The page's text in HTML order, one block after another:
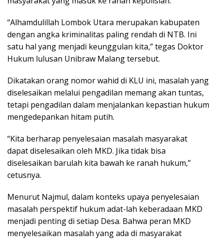
“Alhamdulillah Lombok Utara merupakan kabupaten
dengan angka kriminalitas paling rendah di NTB. Ini
satu hal yang menjadi keunggulan kita,” tegas Doktor
Hukum lulusan Unibraw Malang tersebut.
Dikatakan orang nomor wahid di KLU ini, masalah yang
diselesaikan melalui pengadilan memang akan tuntas,
tetapi pengadilan dalam menjalankan kepastian hukum
mengedepankan hitam putih.
“Kita berharap penyelesaian masalah masyarakat
dapat diselesaikan oleh MKD. Jika tidak bisa
diselesaikan barulah kita bawah ke ranah hukum,”
cetusnya.
Menurut Najmul, dalam konteks upaya penyelesaian
masalah perspektif hukum adat-lah keberadaan MKD
menjadi penting di setiap Desa. Bahwa peran MKD
menyelesaikan masalah yang ada di masyarakat